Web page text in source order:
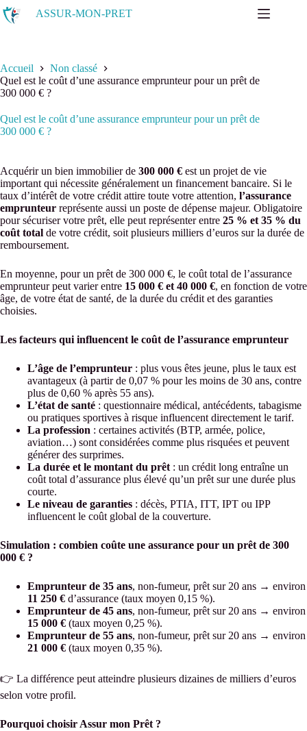
Passer
au
ASSUR-MON-PRET
Accueil
Non classé
Quel est le coût d’une assurance emprunteur pour un prêt de
300 000 € ?
Quel est le coût d’une assurance emprunteur pour un prêt de
300 000 € ?
Acquérir un bien immobilier de 300 000 € est un projet de vie
important qui nécessite généralement un financement bancaire. Si le
taux d’intérêt de votre crédit attire toute votre attention, l’assurance
emprunteur représente aussi un poste de dépense majeur. Obligatoire
pour sécuriser votre prêt, elle peut représenter entre 25 % et 35 % du
coût total de votre crédit, soit plusieurs milliers d’euros sur la durée de
remboursement.
En moyenne, pour un prêt de 300 000 €, le coût total de l’assurance
emprunteur peut varier entre 15 000 € et 40 000 €, en fonction de votre
âge, de votre état de santé, de la durée du crédit et des garanties
choisies.
Les facteurs qui influencent le coût de l’assurance emprunteur
L’âge de l’emprunteur : plus vous êtes jeune, plus le taux est
avantageux (à partir de 0,07 % pour les moins de 30 ans, contre
plus de 0,60 % après 55 ans).
L’état de santé : questionnaire médical, antécédents, tabagisme
ou pratiques sportives à risque influencent directement le tarif.
La profession : certaines activités (BTP, armée, police,
aviation…) sont considérées comme plus risquées et peuvent
générer des surprimes.
La durée et le montant du prêt : un crédit long entraîne un
coût total d’assurance plus élevé qu’un prêt sur une durée plus
courte.
Le niveau de garanties : décès, PTIA, ITT, IPT ou IPP
influencent le coût global de la couverture.
Simulation : combien coûte une assurance pour un prêt de 300
000 € ?
Emprunteur de 35 ans, non-fumeur, prêt sur 20 ans → environ
11 250 € d’assurance (taux moyen 0,15 %).
Emprunteur de 45 ans, non-fumeur, prêt sur 20 ans → environ
15 000 € (taux moyen 0,25 %).
Emprunteur de 55 ans, non-fumeur, prêt sur 20 ans → environ
21 000 € (taux moyen 0,35 %).
👉 La différence peut atteindre plusieurs dizaines de milliers d’euros
selon votre profil.
Pourquoi choisir Assur mon Prêt ?